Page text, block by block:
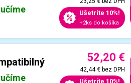
Ušetríte 10%!
+2ks do košíka
52,20 €
42,44 €bez DPH
Ušetríte 10%!